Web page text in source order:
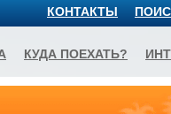
КОНТАКТЫ
КУДА ПОЕХАТЬ?